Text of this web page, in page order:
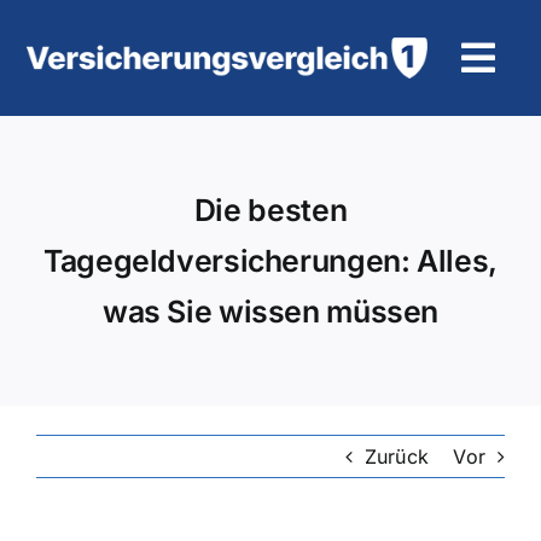
Inhalt
Die besten
Tagegeldversicherungen: Alles,
was Sie wissen müssen
Zurück Vor